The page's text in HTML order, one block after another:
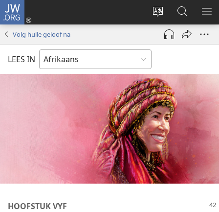
JW.ORG
Verander
taal
van
Meld
aan
(maak
nuwe
venster
Soek
op
JW.ORG
Volg hulle geloof na
LEES IN
HOOFSTUK VYF